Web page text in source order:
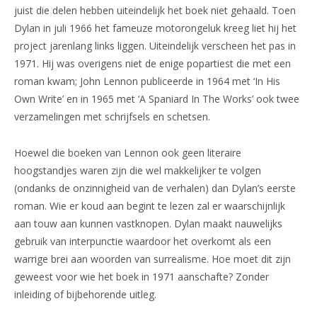
juist die delen hebben uiteindelijk het boek niet gehaald. Toen
Dylan in juli 1966 het fameuze motorongeluk kreeg liet hij het
project jarenlang links liggen. Uiteindelijk verscheen het pas in
1971. Hij was overigens niet de enige popartiest die met een
roman kwam; John Lennon publiceerde in 1964 met ‘In His
Own Write’ en in 1965 met ‘A Spaniard In The Works’ ook twee
verzamelingen met schrijfsels en schetsen.
Hoewel die boeken van Lennon ook geen literaire
hoogstandjes waren zijn die wel makkelijker te volgen
(ondanks de onzinnigheid van de verhalen) dan Dylan’s eerste
roman. Wie er koud aan begint te lezen zal er waarschijnlijk
aan touw aan kunnen vastknopen. Dylan maakt nauwelijks
gebruik van interpunctie waardoor het overkomt als een
warrige brei aan woorden van surrealisme. Hoe moet dit zijn
geweest voor wie het boek in 1971 aanschafte? Zonder
inleiding of bijbehorende uitleg.